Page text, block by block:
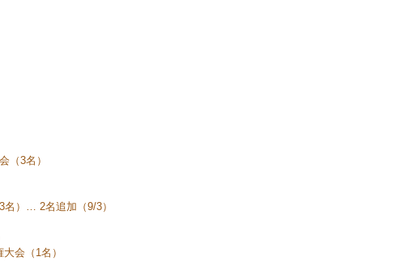
（3名）
名）… 2名追加（9/3）
会（1名）